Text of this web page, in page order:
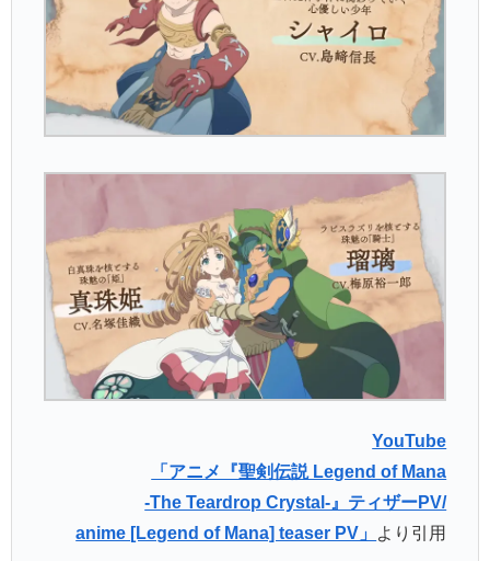
YouTube
「アニメ『聖剣伝説 Legend of Mana
-The Teardrop Crystal-』ティザーPV/
anime [Legend of Mana] teaser PV」 より引用